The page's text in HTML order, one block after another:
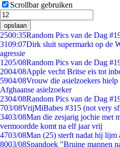
Scrollbar gebruiken
opslaan
2500:35Random Pics van de Dag
3109:07Dirk sluit supermarkt op de
agressie
1205/08Random Pics van de Dag
2004/08Apple vecht Britse eis tot
5904/08Vrouw die asielzoekers
Afghaanse asielzoeker
2304/08Random Pics van de Dag
703/08VrijMiBabes #315 (not very
3403/08Man die zesjarig jochie met
vermoordde komt na elf jaar vrij
4703/08Man (25) sterft nadat hij lijm
8003/08Spandoek "Bruine mannen